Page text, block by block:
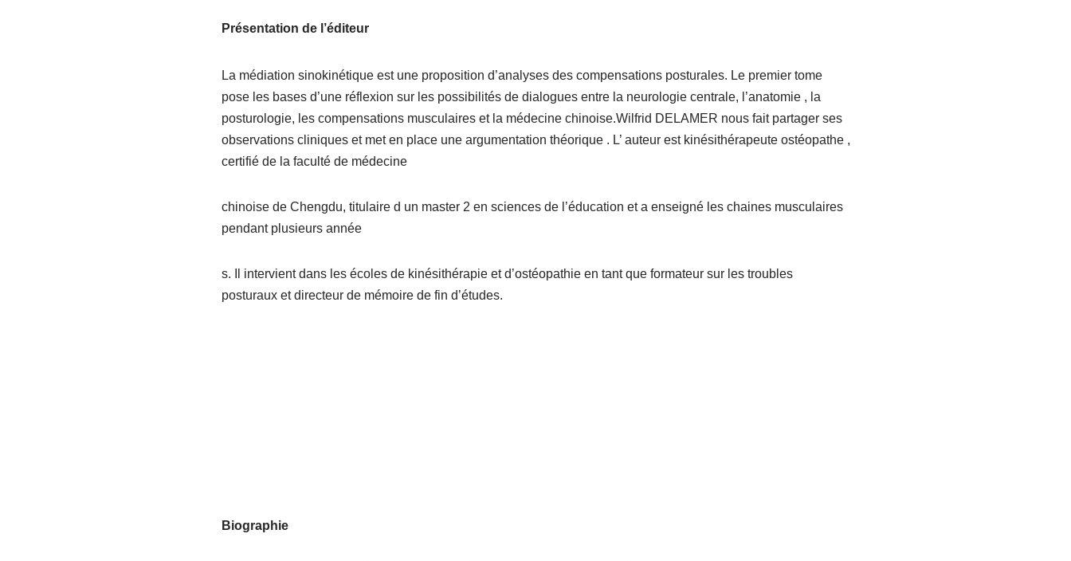
Présentation de l’éditeur
La médiation sinokinétique est une proposition d’analyses des compensations posturales. Le premier tome
pose les bases d’une réflexion sur les possibilités de dialogues entre la neurologie centrale, l’anatomie , la
posturologie, les compensations musculaires et la médecine chinoise.Wilfrid DELAMER nous fait partager ses
observations cliniques et met en place une argumentation théorique . L’ auteur est kinésithérapeute ostéopathe ,
certifié de la faculté de médecine
chinoise de Chengdu, titulaire d un master 2 en sciences de l’éducation et a enseigné les chaines musculaires
pendant plusieurs année
s. Il intervient dans les écoles de kinésithérapie et d’ostéopathie en tant que formateur sur les troubles
posturaux et directeur de mémoire de fin d’études.
Biographie